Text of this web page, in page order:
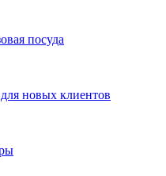
посуда
новых клиентов